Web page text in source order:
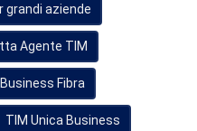
grandi aziende
Agente TIM
Fibra
TIM Unica Business